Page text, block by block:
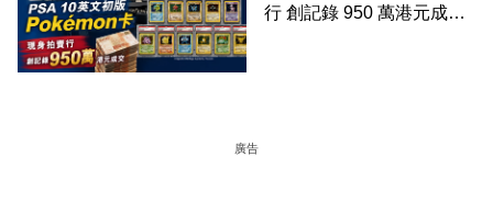
行 創記錄 950 萬港元成交
廣告